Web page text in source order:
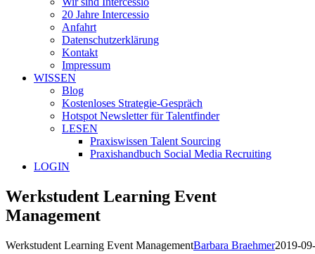
20 Jahre Intercessio
Anfahrt
Datenschutzerklärung
Kontakt
Impressum
WISSEN
Blog
Kostenloses Strategie-Gespräch
Hotspot Newsletter für Talentfinder
LESEN
Praxiswissen Talent Sourcing
Praxishandbuch Social Media Recruiting
LOGIN
Werkstudent Learning Event
Management
Werkstudent Learning Event ManagementBarbara Braehmer2019-